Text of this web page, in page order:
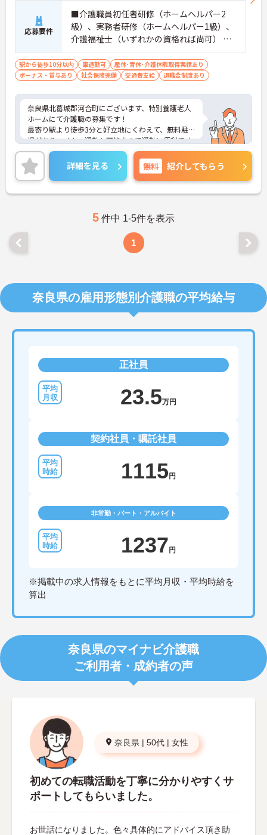
応募要件
■介護職員初任者研修（ホームヘルパー2
級）、実務者研修（ホームヘルパー1級）、
介護福祉士（いずれかの資格れば尚可） ■
経験あれば尚可
駅から徒歩10分以内 車通勤可
産休･育休･介護休暇取得実績あり
ボーナス・賞与あり
社会保険完備 交通費支給 退職金制度あり
奈良県北葛城郡河合町にございます、特別養護老人
ホームにて介護職の募集です！
最寄り駅より徒歩3分と好立地にくわえて、無料駐車
場がありマイカー通勤も可能なので通勤に便利です
♪
育児休暇制度がありますので、ライフステージに応
じて長くお仕事を続けていくことができます◎
ご興味のある方は、マイナビ介護職までお問い合わ
せください。
詳細を見る 無料 紹介してもらう
5 件中 1-5件を表示
1
奈良県の雇用形態別介護職の平均給与
正社員
23.5万円
契約社員・嘱託社員
1115 円
非常勤・パート・アルバイト
1237 円
※掲載中の求人情報をもとに平均月収・平均時給を
算出
奈良県のマイナビ介護職
ご利用者・成約者の声
奈良県 | 50代 | 女性
初めての転職活動を丁寧に分かりやすくサ
ポートしてもらいました。
お世話になりました。色々具体的にアドバイス頂き助